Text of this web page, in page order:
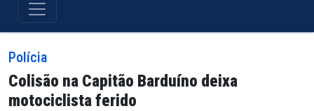
Polícia
Colisão na Capitão Barduíno deixa
motociclista ferido